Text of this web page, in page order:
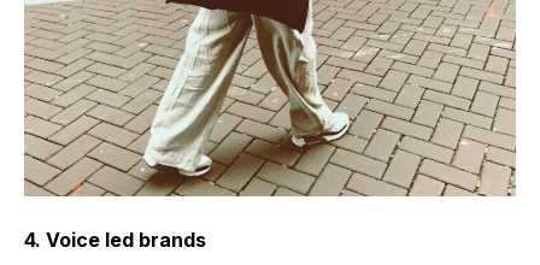
4. Voice led brands